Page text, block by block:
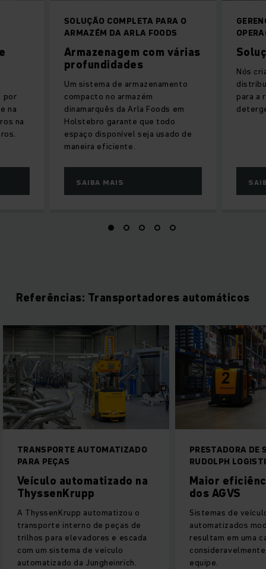
SOLUÇÃO COMPLETA PARA O
ARMAZÉM DA ARLA FOODS
Armazenagem com várias
profundidades
Um sistema de armazenamento
compacto no armazém
dinamarquês da Arla Foods em
Holstebro garante que todo
espaço disponível seja usado de
maneira eficiente.
SAIBA MAIS
Nós
para a
por
na
na
Referências: Transportadores automáticos
na
automatizou o
de peças de
e escada
de veículo
Jungheinrich.
PRESTADORA DE SERVIÇOS
RUDOLPH LOGISTIK
Maior eficiência por meio
Sistemas de veículos guiados
automatizados modernos
resultam em uma carga
consideravelmente menor sobre a
equipe.